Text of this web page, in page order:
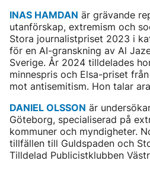
INAS HAMDAN är grävande
utanförskap, extremism och
Stora journalistpriset 2023 i
för en AI-granskning av Al
Sverige. År 2024 tilldelades
minnespris och Elsa-priset
mot antisemitism. Hon talar
DANIEL OLSSON är
Göteborg, specialiserad på
kommuner och myndigheter.
tillfällen till Guldspaden och
Tilldelad Publicistklubben